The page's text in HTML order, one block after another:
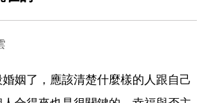
姻了，應該清楚什麼樣的人跟自己